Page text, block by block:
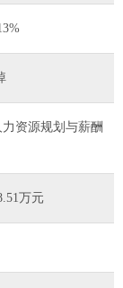
资源规划与薪酬
万元